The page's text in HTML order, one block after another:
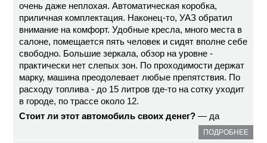
очень даже неплохая. Автоматическая коробка,
приличная комплектация. Наконец-то, УАЗ обратил
внимание на комфорт. Удобные кресла, много места в
салоне, помещается пять человек и сидят вполне себе
свободно. Большие зеркала, обзор на уровне -
практически нет слепых зон. По проходимости держат
марку, машина преодолевает любые препятствия. По
расходу топлива - до 15 литров где-то на сотку уходит
в городе, по трассе около 12.
Стоит ли этот автомобиль своих денег? — да
ПОДРОБНЕЕ